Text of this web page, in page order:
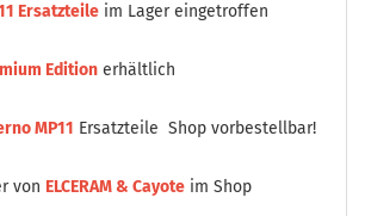
Ersatzteile im Lager eingetroffen
Edition erhältlich
MP11 Ersatzteile Shop vorbestellbar!
von ELCERAM & Cayote im Shop